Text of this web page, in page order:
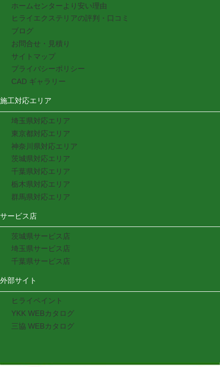
ホームセンターより安い理由
ヒライエクステリアの評判・口コミ
ブログ
お問合せ・見積り
サイトマップ
プライバシーポリシー
CAD ギャラリー
施工対応エリア
埼玉県対応エリア
東京都対応エリア
神奈川県対応エリア
茨城県対応エリア
千葉県対応エリア
栃木県対応エリア
群馬県対応エリア
サービス店
茨城県サービス店
埼玉県サービス店
千葉県サービス店
外部サイト
ヒライペイント
YKK WEBカタログ
三協 WEBカタログ